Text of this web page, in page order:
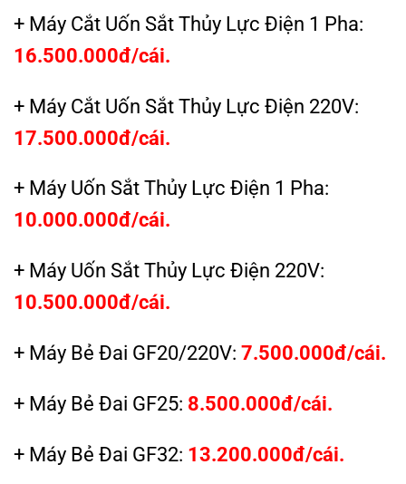
+ Máy Cắt Uốn Sắt Thủy Lực Điện 1 Pha:
16.500.000đ/cái.
+ Máy Cắt Uốn Sắt Thủy Lực Điện 220V:
17.500.000đ/cái.
+ Máy Uốn Sắt Thủy Lực Điện 1 Pha:
10.000.000đ/cái.
+ Máy Uốn Sắt Thủy Lực Điện 220V:
10.500.000đ/cái.
+ Máy Bẻ Đai GF20/220V: 7.500.000đ/cái.
+ Máy Bẻ Đai GF25: 8.500.000đ/cái.
+ Máy Bẻ Đai GF32: 13.200.000đ/cái.